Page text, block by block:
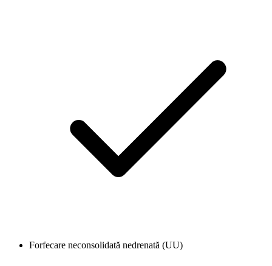
Forfecare neconsolidată nedrenată (UU)